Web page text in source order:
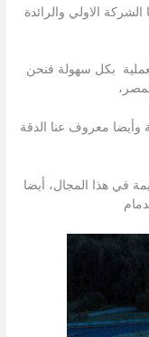
الاولي والرائدة
بكل سهولة فنحن
وأيضا معروف عنا الدقة
في هذا المجال، أيضا